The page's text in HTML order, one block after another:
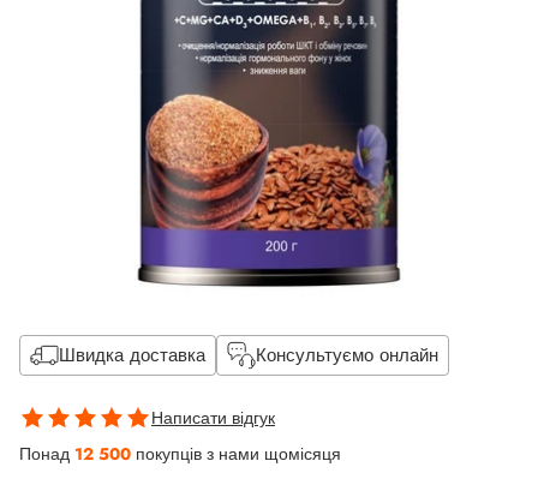
Швидка доставка Консультуємо онлайн
Написати відгук
Понад 12 500 покупців з нами щомісяця